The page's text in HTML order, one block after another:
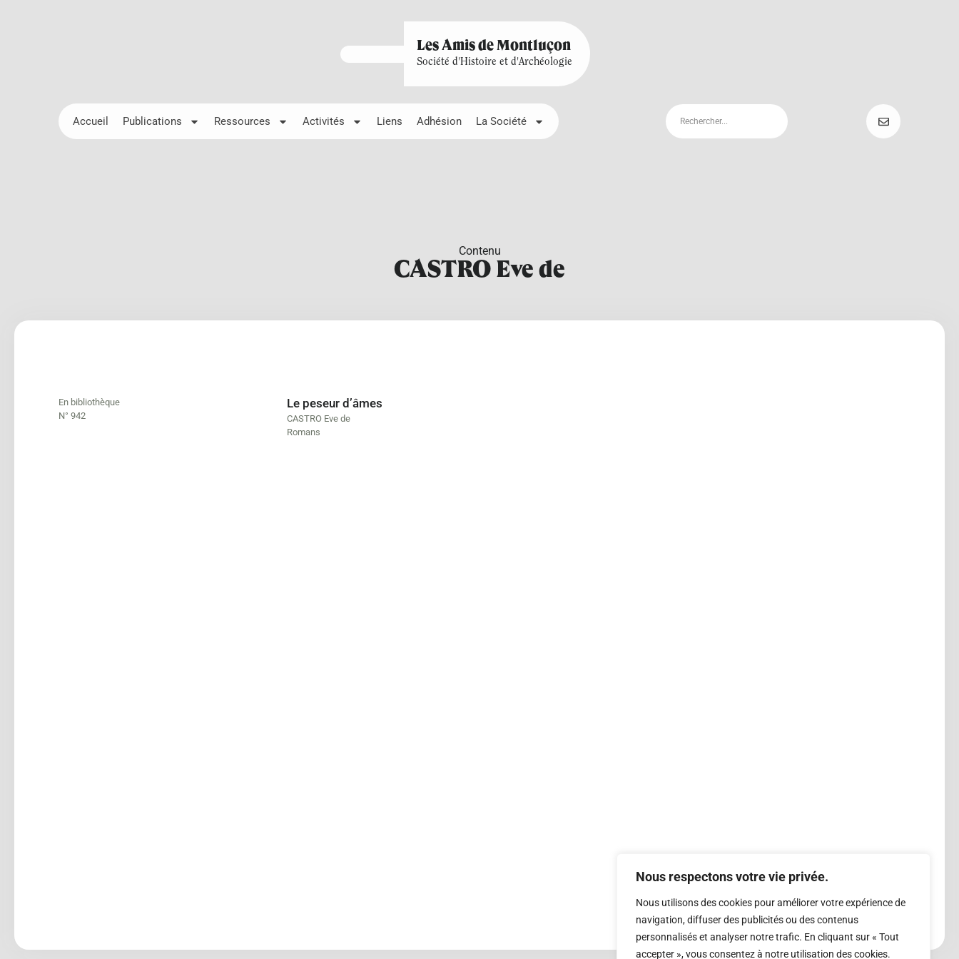
Nous respectons votre vie privée.
Nous utilisons des cookies pour améliorer votre expérience de
navigation, diffuser des publicités ou des contenus
personnalisés et analyser notre trafic. En cliquant sur « Tout
accepter », vous consentez à notre utilisation des cookies.
Les Amis de Montluçon
Société d'Histoire et d'Archéologie
Accueil Publications Ressources Activités Liens Adhésion La Société
Contenu
CASTRO Eve de
En bibliothèque
N° 942
Le peseur d’âmes
CASTRO Eve de
Romans